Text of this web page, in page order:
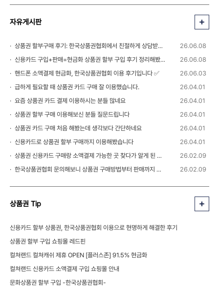
자유게시판
상품권 할부구매 후기: 한국상품권협회에서 친절하게 상담받았습니다 💬
26.06.08
신용카드 구입+판매=현금화 상품권 할부 구입 후기 정리해봤습니다
26.06.08
핸드폰 소액결제 현금화, 한국상품권협회 이용 후기입니다 ✅
26.06.03
급하게 필요할 때 상품권 카드 구매 잘 이용했습니다.
26.04.01
요즘 상품권 카드 결제 이용하시는 분들 많네요
26.04.01
상품권 할부 구매 이용해보신 분들 질문드립니다
26.04.01
상품권 카드 구매 처음 해봤는데 생각보다 간단하네요
26.04.01
신용카드로 상품권 할부 구매까지 이용해봤습니다
26.04.01
상품권 신용카드 구매랑 소액결제 가능한 곳 찾다가 알게 된 정보
26.02.09
한국상품권협회 문의해보니 상품권 구매방법부터 판매까지 안내 받을 수 있었습니다
26.02.09
상품권 Tip
신용카드 할부 상품권, 한국상품권협회 이용으로 현명하게 해결한 후기
상품권 할부 구입 쇼핑몰 레드핀
컬쳐랜드 컬쳐캐쉬 제휴 OPEN [플러스존] 91.5% 현금화
컬쳐랜드 신용카드 소액결제 구입 쇼핑몰 안내
문화상품권 할부 구입 -한국상품권협회-